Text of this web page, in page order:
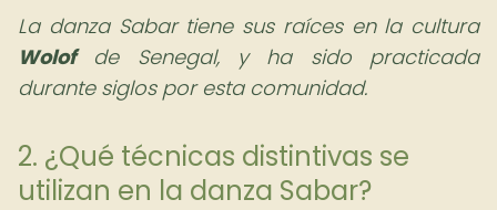
La danza Sabar tiene sus raíces en la cultura
Wolofde Senegal, y ha sido practicada
durante siglos por esta comunidad.
2. ¿Qué técnicas distintivas se
utilizan en la danza Sabar?